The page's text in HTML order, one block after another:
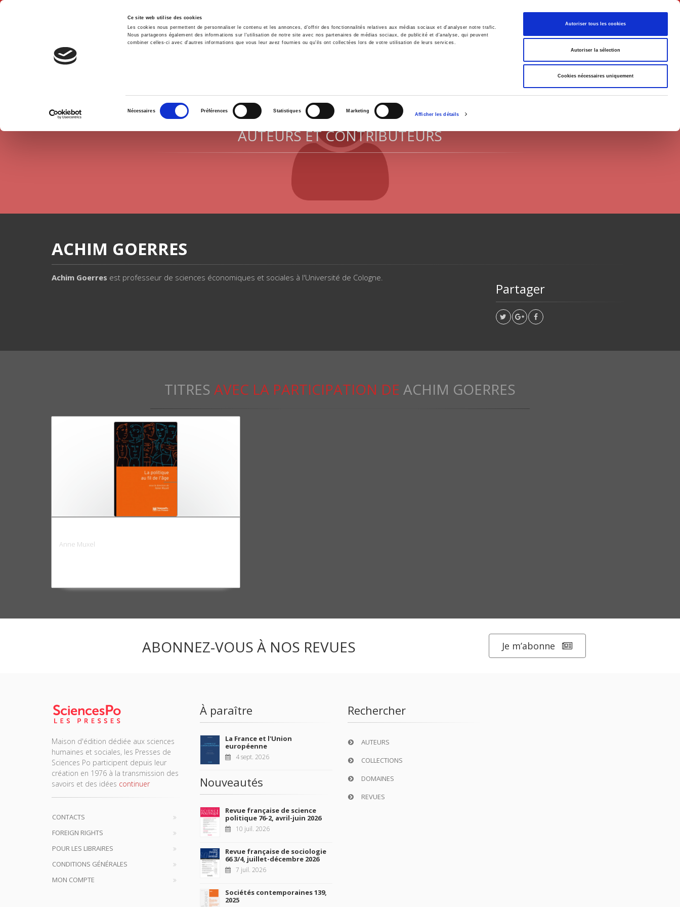
Ce site web utilise des cookies
Les cookies nous permettent de personnaliser le contenu et les annonces, d'offrir des fonctionnalités relatives aux médias sociaux et d'analyser notre trafic.
Nous partageons également des informations sur l'utilisation de notre site avec nos partenaires de médias sociaux, de publicité et d'analyse, qui peuvent
combiner celles-ci avec d'autres informations que vous leur avez fournies ou qu'ils ont collectées lors de votre utilisation de leurs services.
consentement
Nécessaires Préférences Statistiques Marketing
Afficher les détails
Autoriser tous les cookies
Autoriser la sélection
Cookies nécessaires uniquement
Français
Accueil Environnement Histoire International
AUTEURS ET CONTRIBUTEURS
ACHIM GOERRES
Achim Goerres est professeur de sciences économiques et sociales à l'Université de Cologne.
Partager
TITRES AVEC LA PARTICIPATION DE ACHIM GOERRES
Anne Muxel
ABONNEZ-VOUS À NOS REVUES Je m’abonne
Maison d'édition dédiée aux sciences
humaines et sociales, les Presses de
Sciences Po participent depuis leur
création en 1976 à la transmission des
savoirs et des idées continuer
CONTACTS
FOREIGN RIGHTS
POUR LES LIBRAIRES
CONDITIONS GÉNÉRALES
MON COMPTE
À paraître
La France et l'Union
européenne
4 sept. 2026
Nouveautés
Revue française de science
politique 76-2, avril-juin 2026
10 juil. 2026
Revue française de sociologie
66 3/4, juillet-décembre 2026
7 juil. 2026
Sociétés contemporaines 139,
2025
Rechercher
AUTEURS
COLLECTIONS
DOMAINES
REVUES